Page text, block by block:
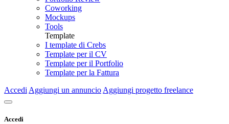
Coworking
Mockups
Tools
Template
I template di Crebs
Template per il CV
Template per il Portfolio
Template per la Fattura
Accedi Aggiungi un annuncio Aggiungi progetto freelance
Accedi